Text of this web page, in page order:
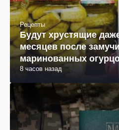
Рецепты
Будут хрустящие
месяцев после
маринованных
8 часов назад